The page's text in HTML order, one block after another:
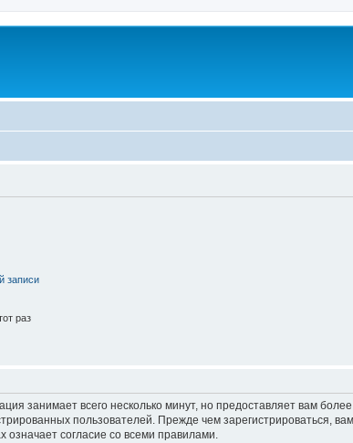
записи
раз
занимает всего несколько минут, но предоставляет вам
пользователей. Прежде чем зарегистрироваться,
согласие со всеми правилами.